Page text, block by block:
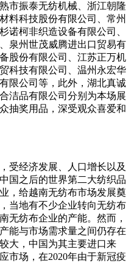
市振泰无纺机械、浙江朝隆
料科技股份有限公司、常州
诺柯非织造设备有限公司、
泉州世茂威腾进出口贸易有
股份有限公司、江苏正万机
科技有限公司、温州永宏华
限公司等，此外，湖北真诚
洁品有限公司分别为本场展
抽奖用品，深受观众喜爱和
受经济发展、人口增长以及
国之后的世界第二大纺织品
，给越南无纺布市场发展奠
当地有不少企业转向无纺布
无纺布企业的产能。然而，
能与市场需求量之间仍存在
大，中国为其主要进口来
市场，在2020年由于新冠疫